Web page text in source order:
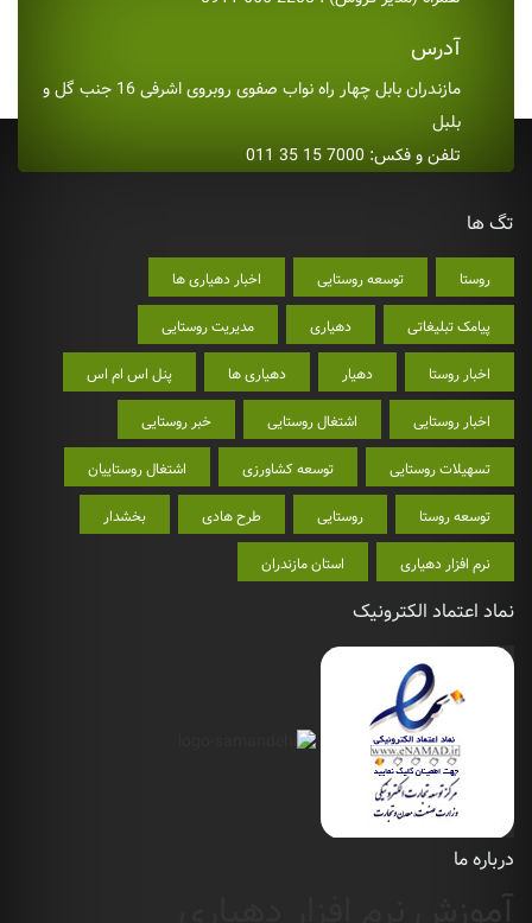
آدرس
مازندران بابل چهار راه نواب صفوی روبروی اشرفی 16 جنب گل و
بلبل
تلفن و فکس: 7000 15 35 011
تگ ها
روستا توسعه روستایی اخبار دهیاری ها
پیامک تبلیغاتی دهیاری مدیریت روستایی
اخبار روستا دهیار دهیاری ها پنل اس ام اس
اخبار روستایی اشتغال روستایی خبر روستایی
تسهیلات روستایی توسعه کشاورزی اشتغال روستاییان
توسعه روستا روستایی طرح هادی بخشدار
نرم افزار دهیاری استان مازندران
نماد اعتماد الکترونیک
درباره ما